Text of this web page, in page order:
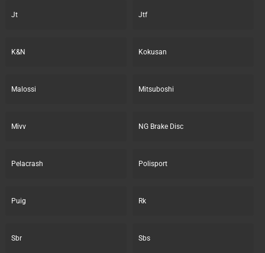
Jt Jtf
K&N Kokusan
Malossi Mitsuboshi
Mivv NG Brake Disc
Pelacrash Polisport
Puig Rk
Sbr Sbs